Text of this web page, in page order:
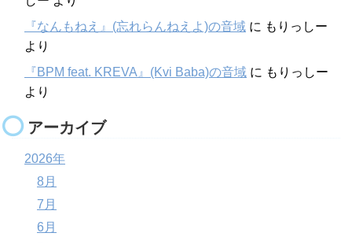
『なんもねえ』(忘れらんねえよ)の音域 に もりっしー
より
『BPM feat. KREVA』(Kvi Baba)の音域 に もりっしー
より
アーカイブ
2026年
8月
7月
6月